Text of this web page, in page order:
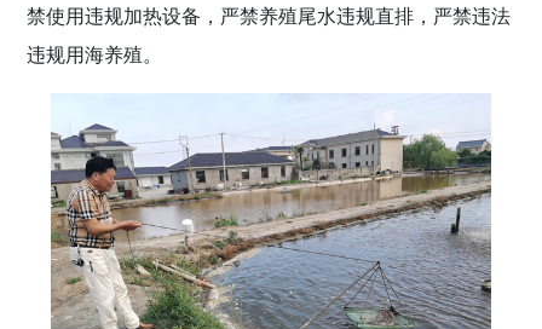
禁使用违规加热设备，严禁养殖尾水违规直排，严禁违法
违规用海养殖。